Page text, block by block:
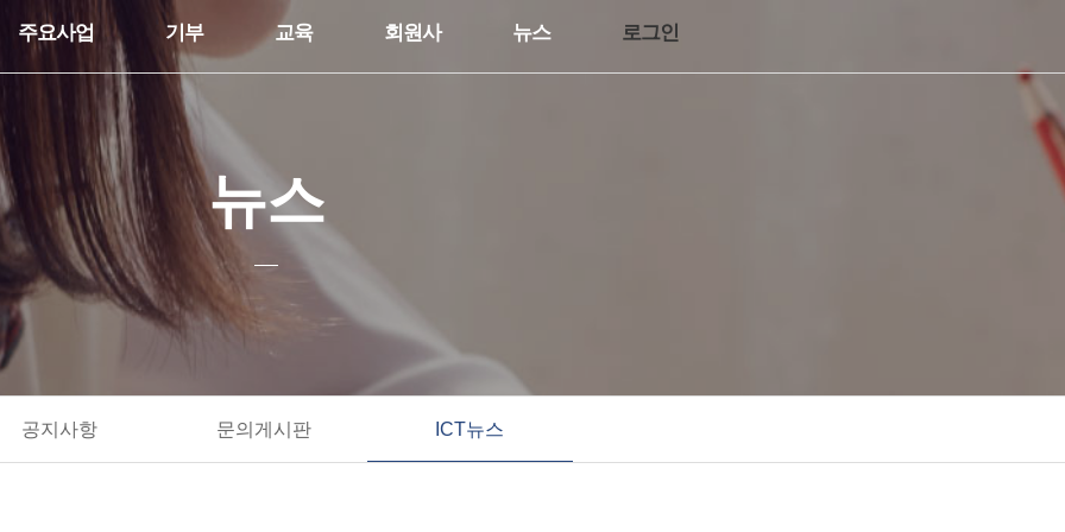
주요사업 기부 교육 회원사 뉴스 로그인
공지사항 문의게시판 ICT뉴스
뉴스